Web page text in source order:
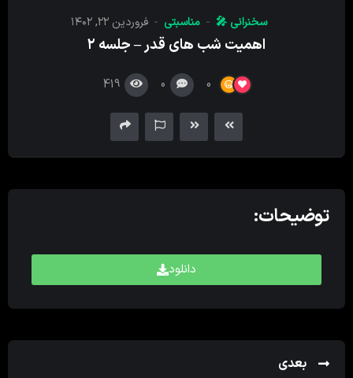
سخنرانی 🎤 مناسبتی فروردین ۲۲, ۱۴۰۲
اهمیت شب های قدر – جلسه ۲
0
0
419
توضیحات:
دانلود
بعدی